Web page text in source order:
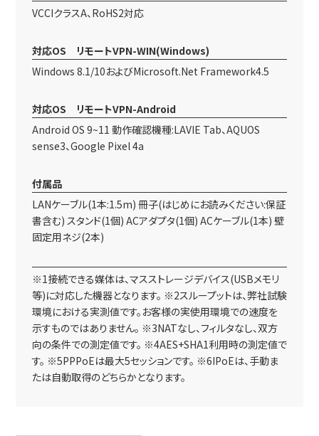
VCCIクラスA、RoHS2対応
対応OS リモートVPN-WIN(Windows)
Windows 8.1/10およびMicrosoft.Net Framework4.5
対応OS リモートVPN-Android
Android OS 9~11 動作確認機種:LAVIE Tab、AQUOS
sense3、Google Pixel 4a
付属品
LANケーブル(1本:1.5m) 冊子(はじめにお読みください:保証
書含む) スタンド(1個) ACアダプタ(1個) ACケーブル(1本) 壁
固定用ネジ(2本)
※1接続できる媒体は、マスストレージデバイス(USBメモリ
等)に対応した機器となります。 ※2スループットは、弊社試験
環境における実測値です。お客様の実使用環境での速度を
示すものではありません。 ※3NATなし、フィルタなし、双方
向の条件での測定値です。 ※4AES+SHA1利用時の測定値で
す。 ※5PPPoEは最大5セッションです。 ※6IPoEは、手動ま
たは自動取得のどちらかとなります。